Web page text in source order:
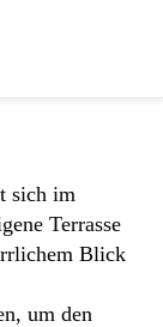
sich im
Terrasse
Blick
um den